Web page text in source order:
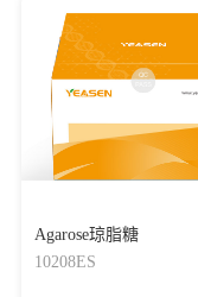
Agarose琼脂糖
10208ES